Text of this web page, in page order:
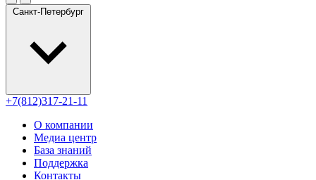
Санкт-Петербург
+7(812)317-21-11
О компании
Медиа центр
База знаний
Поддержка
Контакты